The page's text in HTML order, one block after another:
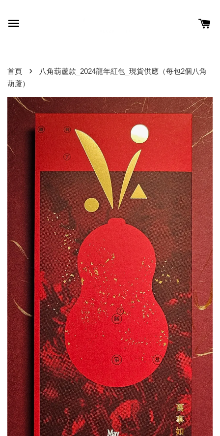
首頁 ›
八角葫蘆款_2024龍年紅包_現貨供應（每包2個八角
葫蘆）